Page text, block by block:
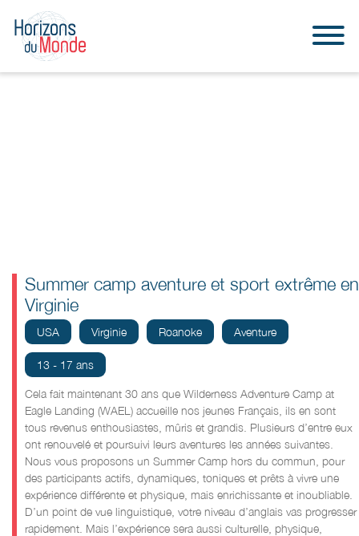
Summer camp aventure et sport extrême en
Virginie
USA Virginie Roanoke Aventure
13 - 17 ans
Cela fait maintenant 30 ans que Wilderness Adventure Camp at
Eagle Landing (WAEL) accueille nos jeunes Français, ils en sont
tous revenus enthousiastes, mûris et grandis. Plusieurs d’entre eux
ont renouvelé et poursuivi leurs aventures les années suivantes.
Nous vous proposons un Summer Camp hors du commun, pour
des participants actifs, dynamiques, toniques et prêts à vivre une
expérience différente et physique, mais enrichissante et inoubliable.
D’un point de vue linguistique, votre niveau d’anglais vas progresser
rapidement. Mais l’expérience sera aussi culturelle, physique,